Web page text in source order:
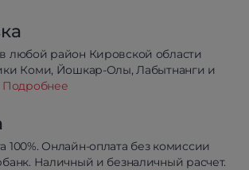
любой район Кировской области
Коми, Йошкар-Олы, Лабытнанги и
Подробнее
100%. Онлайн-оплата без комиссии
Наличный и безналичный расчет.